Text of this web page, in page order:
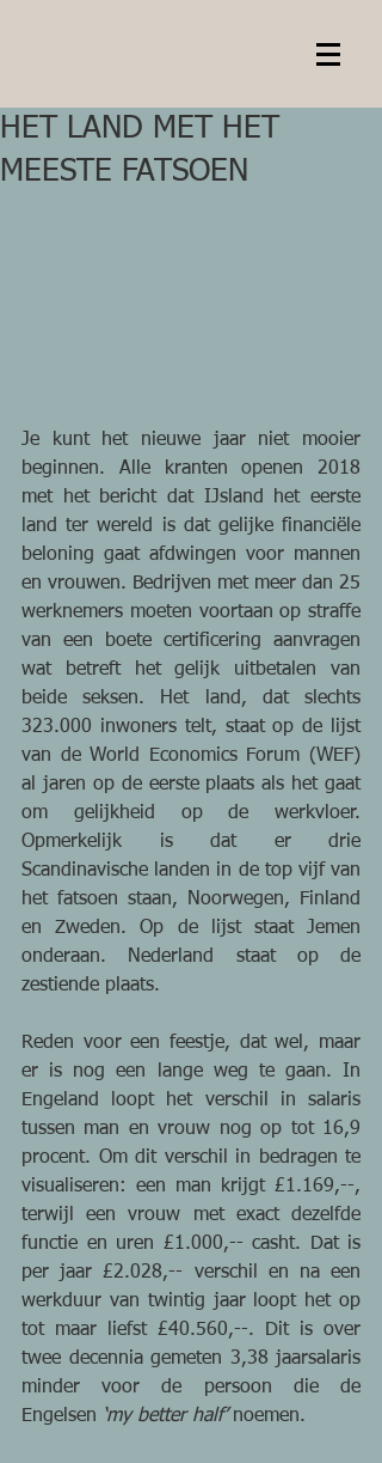
HET LAND MET HET
MEESTE FATSOEN
Je kunt het nieuwe jaar niet mooier
beginnen. Alle kranten openen 2018
met het bericht dat IJsland het eerste
land ter wereld is dat gelijke financiële
beloning gaat afdwingen voor mannen
en vrouwen. Bedrijven met meer dan 25
werknemers moeten voortaan op straffe
van een boete certificering aanvragen
wat betreft het gelijk uitbetalen van
beide seksen. Het land, dat slechts
323.000 inwoners telt, staat op de lijst
van de World Economics Forum (WEF)
al jaren op de eerste plaats als het gaat
om gelijkheid op de werkvloer.
Opmerkelijk is dat er drie
Scandinavische landen in de top vijf van
het fatsoen staan, Noorwegen, Finland
en Zweden. Op de lijst staat Jemen
onderaan. Nederland staat op de
zestiende plaats.
Reden voor een feestje, dat wel, maar
er is nog een lange weg te gaan. In
Engeland loopt het verschil in salaris
tussen man en vrouw nog op tot 16,9
procent. Om dit verschil in bedragen te
visualiseren: een man krijgt £1.169,--,
terwijl een vrouw met exact dezelfde
functie en uren £1.000,-- casht. Dat is
per jaar £2.028,-- verschil en na een
werkduur van twintig jaar loopt het op
tot maar liefst £40.560,--. Dit is over
twee decennia gemeten 3,38 jaarsalaris
minder voor de persoon die de
Engelsen ‘my better half’ noemen.